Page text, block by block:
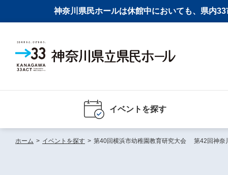
神奈川県民ホールは休館中においても、県内
イベントを探す
ホーム > イベントを探す > 第40回横浜市幼稚園教育研究大会 第42回神奈